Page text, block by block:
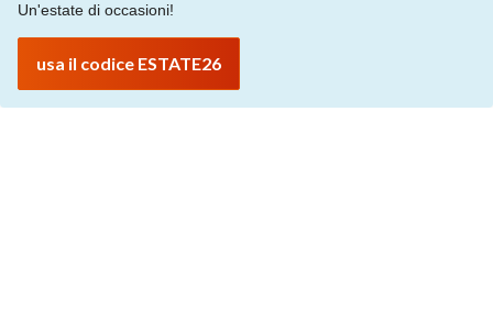
Un'estate di occasioni!
usa il codice ESTATE26